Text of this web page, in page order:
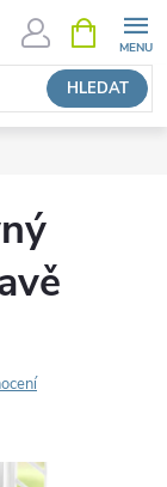
HLEDAT
NÁKUPNÍ
KOŠÍK